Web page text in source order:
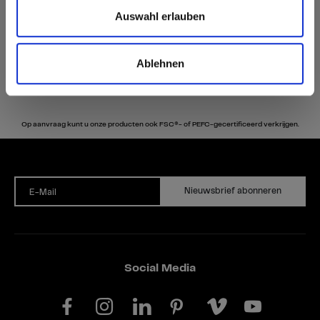
Auswahl erlauben
Ablehnen
Op aanvraag kunt u onze producten ook FSC®- of PEFC-gecertificeerd verkrijgen.
E-Mail Nieuwsbrief abonneren
Social Media